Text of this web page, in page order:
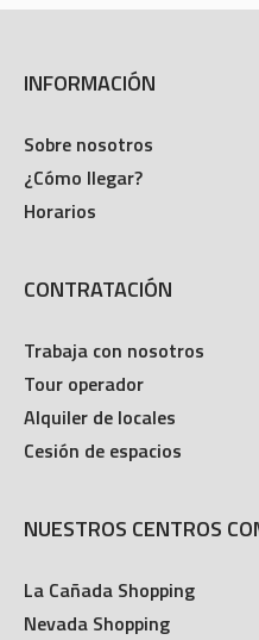
INFORMACIÓN
Sobre nosotros
¿Cómo llegar?
Horarios
CONTRATACIÓN
Trabaja con nosotros
Tour operador
Alquiler de locales
Cesión de espacios
NUESTROS CENTROS
La Cañada Shopping
Nevada Shopping